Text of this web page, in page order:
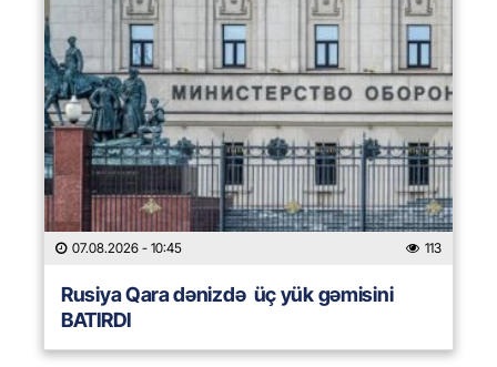
07.08.2026 - 10:45 113
Rusiya Qara dənizdə üç yük gəmisini
BATIRDI